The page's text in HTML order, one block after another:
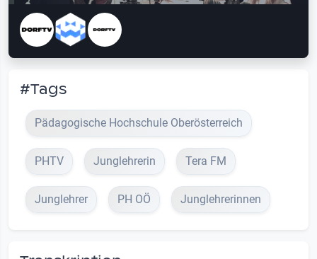
#Tags
Pädagogische Hochschule Oberösterreich
PHTV Junglehrerin Tera FM
Junglehrer PH OÖ Junglehrerinnen